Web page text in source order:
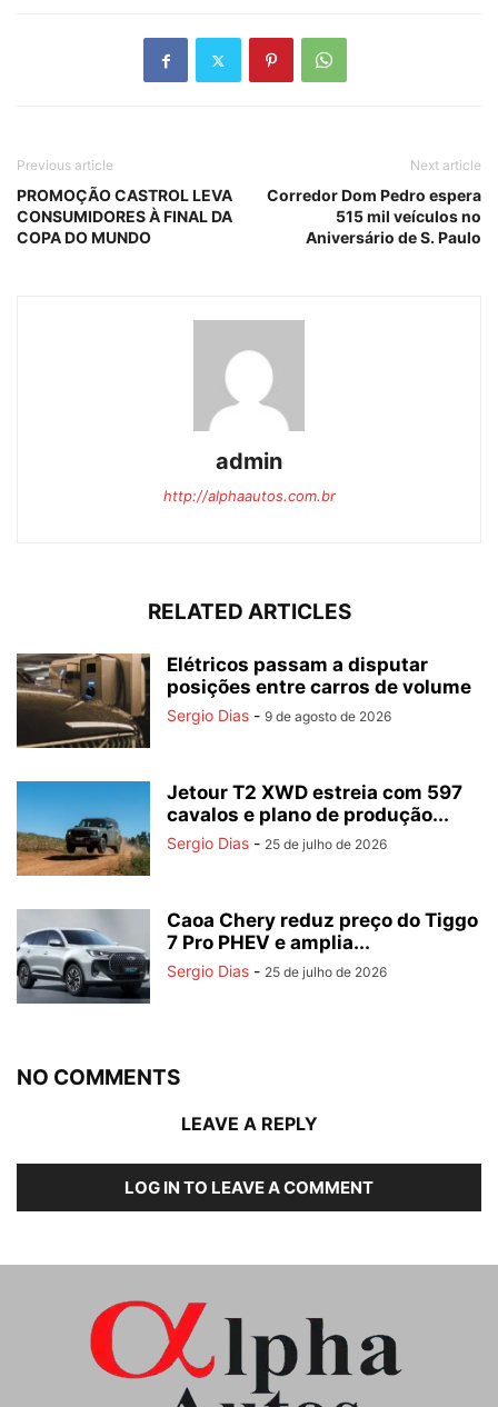
Previous article
PROMOÇÃO CASTROL LEVA
CONSUMIDORES À FINAL DA
COPA DO MUNDO
Next article
Corredor Dom Pedro espera
515 mil veículos no
Aniversário de S. Paulo
admin
http://alphaautos.com.br
RELATED ARTICLES
Elétricos passam a disputar
posições entre carros de volume
Sergio Dias - 9 de agosto de 2026
Jetour T2 XWD estreia com 597
cavalos e plano de produção...
Sergio Dias - 25 de julho de 2026
Caoa Chery reduz preço do Tiggo
7 Pro PHEV e amplia...
Sergio Dias - 25 de julho de 2026
NO COMMENTS
LEAVE A REPLY
LOG IN TO LEAVE A COMMENT